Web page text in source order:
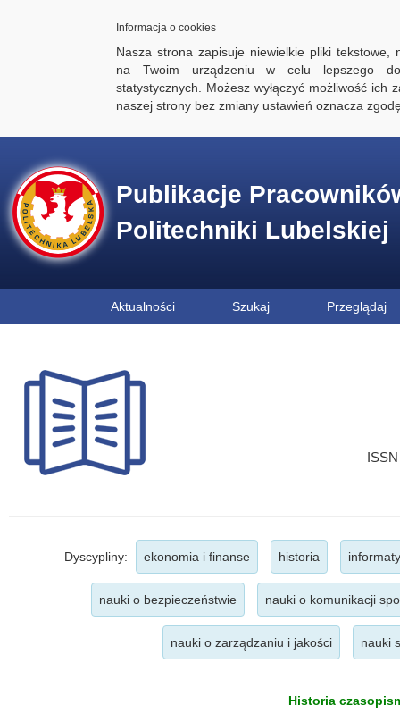
Informacja o cookies
Nasza strona zapisuje niewielkie pliki tekstowe,
na Twoim urządzeniu w celu lepszego
statystycznych. Możesz wyłączyć możliwość ich
naszej strony bez zmiany ustawień oznacza
Publikacje
Politechniki Lubelskiej
Aktualności Szukaj Przeglądaj
Dyscypliny: ekonomia i finanse historia
nauki o bezpieczeństwie nauki o komunikacji
nauki o zarządzaniu i jakości nauki
Historia